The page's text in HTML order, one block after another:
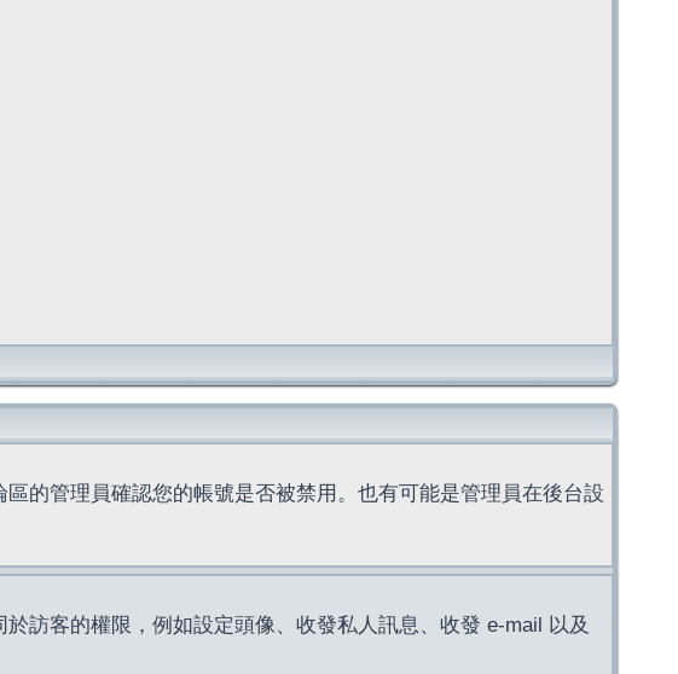
的管理員確認您的帳號是否被禁用。也有可能是管理員在後台設
訪客的權限，例如設定頭像、收發私人訊息、收發 e-mail 以及